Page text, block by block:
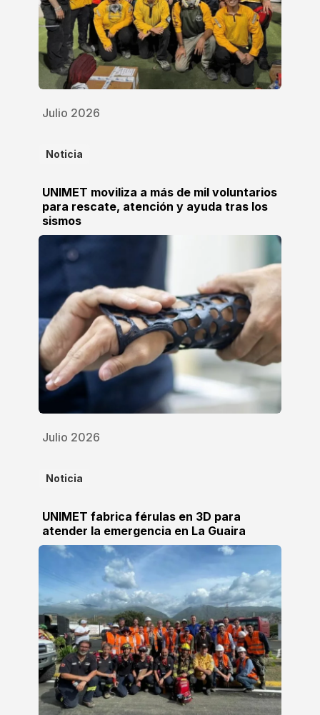
Julio 2026
Noticia
UNIMET moviliza a más de mil voluntarios
para rescate, atención y ayuda tras los
sismos
Julio 2026
Noticia
UNIMET fabrica férulas en 3D para
atender la emergencia en La Guaira